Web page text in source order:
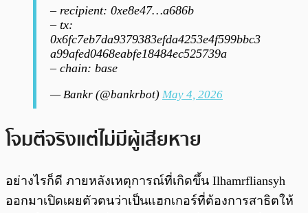
– recipient: 0xe8e47…a686b
– tx:
0x6fc7eb7da9379383efda4253e4f599bbc3
a99afed0468eabfe18484ec525739a
– chain: base
— Bankr (@bankrbot) May 4, 2026
โจมตีจริงแต่ไม่มีผู้เสียหาย
อย่างไรก็ดี ภายหลังเหตุการณ์ที่เกิดขึ้น Ilhamrfliansyh
ออกมาเปิดเผยตัวตนว่าเป็นแฮกเกอร์ที่ต้องการสาธิตให้